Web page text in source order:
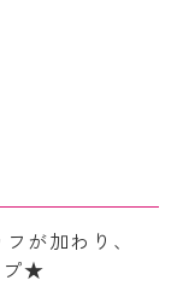
が加わり、
プ★